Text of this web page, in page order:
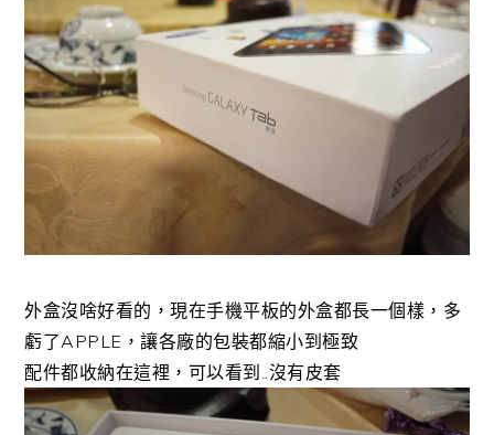
外盒沒啥好看的，現在手機平板的外盒都長一個樣，多
虧了APPLE，讓各廠的包裝都縮小到極致
配件都收納在這裡，可以看到..沒有皮套